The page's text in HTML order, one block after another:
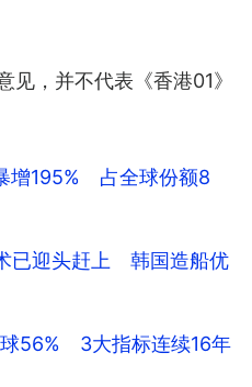
见，并不代表《香港01》
增195% 占全球份额8
已迎头赶上 韩国造船优
56% 3大指标连续16年